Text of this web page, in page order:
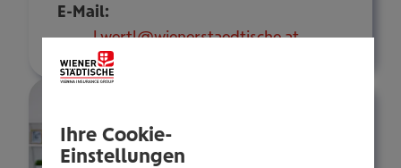
E-Mail:
l.wertl@wienerstaedtische.at
Ihre Cookie-
Einstellungen